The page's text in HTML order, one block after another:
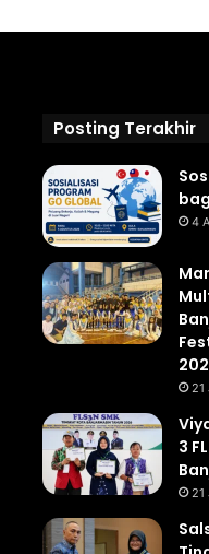
Posting Terakhir
4
21
3
21